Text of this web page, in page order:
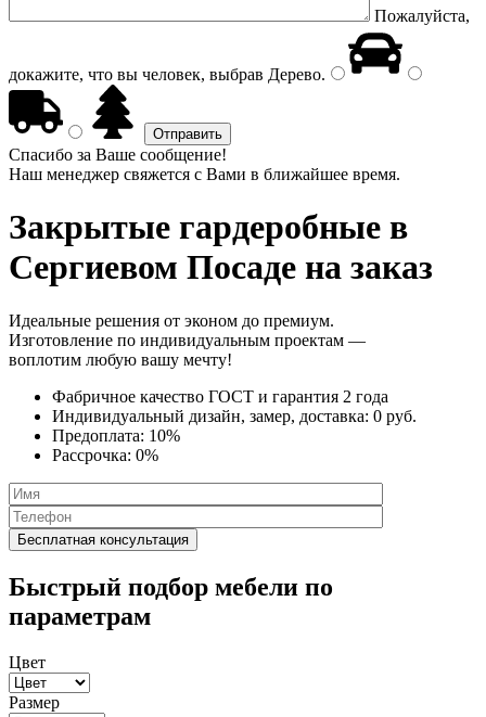
Пожалуйста,
докажите, что вы человек, выбрав Дерево.
Спасибо за Ваше сообщение!
Наш менеджер свяжется с Вами в ближайшее время.
Закрытые гардеробные в
Сергиевом Посаде на заказ
Идеальные решения от эконом до премиум.
Изготовление по индивидуальным проектам —
воплотим любую вашу мечту!
Фабричное качество ГОСТ и гарантия 2 года
Индивидуальный дизайн, замер, доставка: 0 руб.
Предоплата: 10%
Рассрочка: 0%
Быстрый подбор мебели по
параметрам
Цвет
Размер